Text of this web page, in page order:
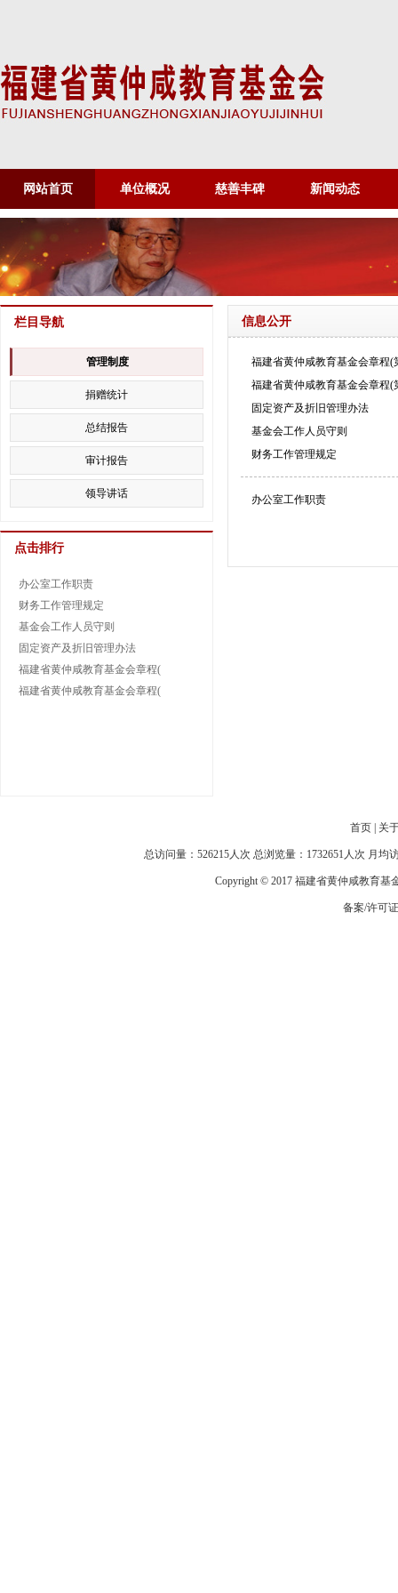
网站首页 单位概况 慈善丰碑 新闻动态
信息公开
福建省黄仲咸教育基金会章程(
福建省黄仲咸教育基金会章程(
固定资产及折旧管理办法
基金会工作人员守则
财务工作管理规定
办公室工作职责
栏目导航
管理制度
捐赠统计
总结报告
审计报告
领导讲话
点击排行
办公室工作职责
财务工作管理规定
基金会工作人员守则
固定资产及折旧管理办法
福建省黄仲咸教育基金会章程(
福建省黄仲咸教育基金会章程(
首页 关
总访问量：526215人次 总浏览量：1732651人次 月
Copyright © 2017 福建省黄仲咸教育基
备案/许可